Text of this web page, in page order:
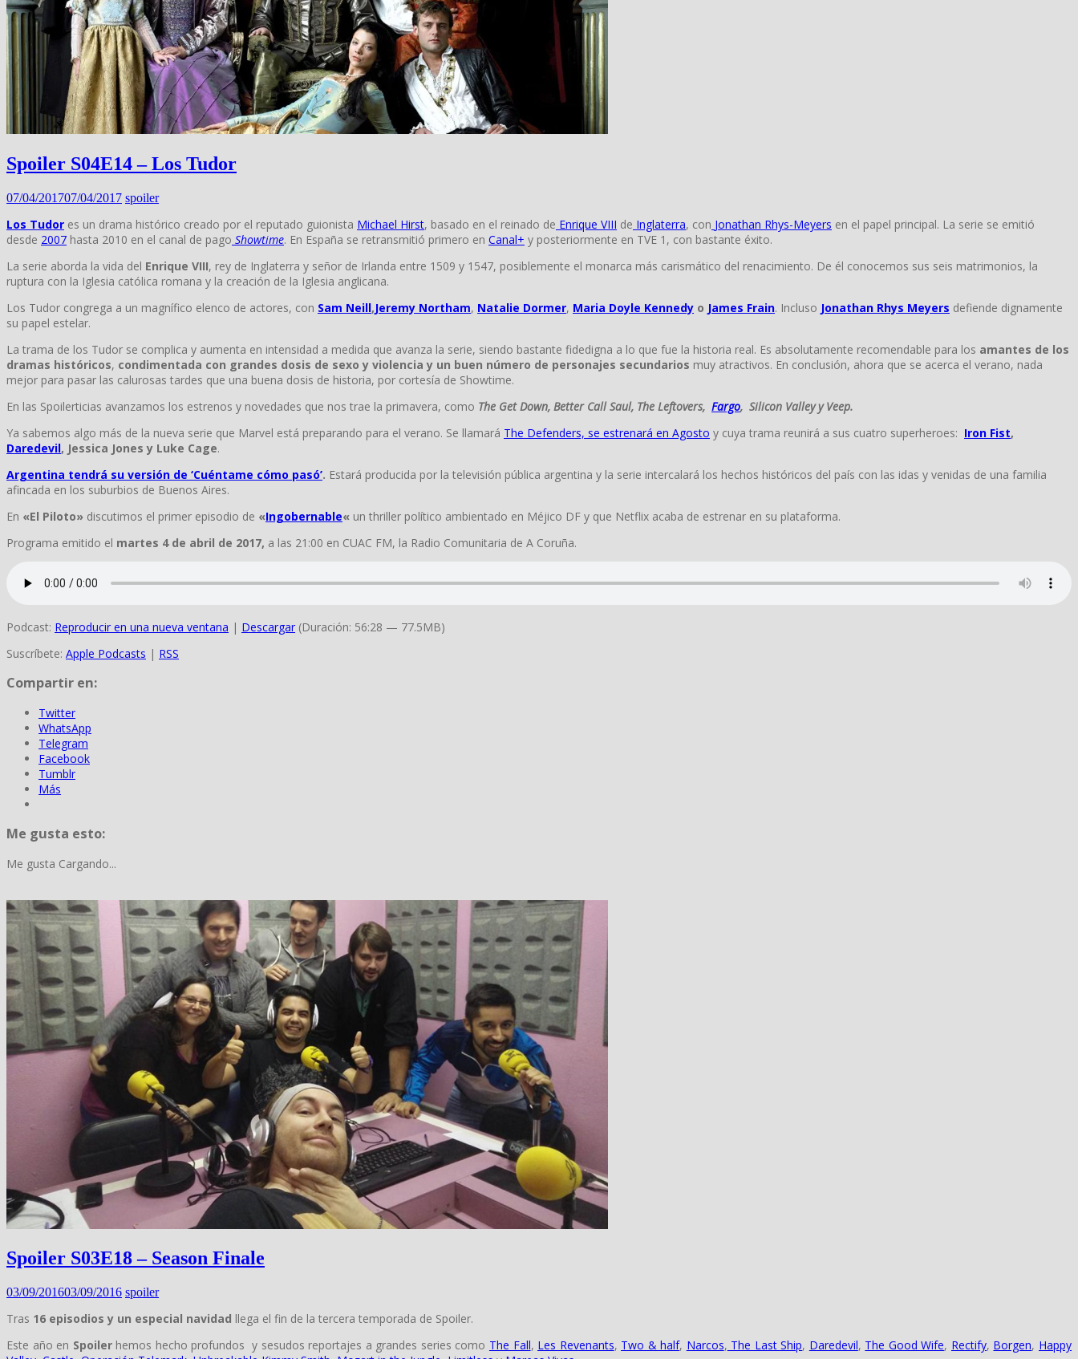
Spoiler S04E14 – Los Tudor
07/04/201707/04/2017 spoiler
Los Tudor es un drama histórico creado por el reputado guionista Michael Hirst, basado en el reinado de Enrique VIII de Inglaterra, con Jonathan Rhys-Meyers en el papel principal. La serie se emitió
desde 2007 hasta 2010 en el canal de pago Showtime. En España se retransmitió primero en Canal+ y posteriormente en TVE 1, con bastante éxito.
La serie aborda la vida del Enrique VIII, rey de Inglaterra y señor de Irlanda entre 1509 y 1547, posiblemente el monarca más carismático del renacimiento. De él conocemos sus seis matrimonios, la
ruptura con la Iglesia católica romana y la creación de la Iglesia anglicana.
Los Tudor congrega a un magnífico elenco de actores, con Sam Neill,Jeremy Northam, Natalie Dormer, Maria Doyle Kennedy o James Frain. Incluso Jonathan Rhys Meyers defiende dignamente
su papel estelar.
La trama de los Tudor se complica y aumenta en intensidad a medida que avanza la serie, siendo bastante fidedigna a lo que fue la historia real. Es absolutamente recomendable para los amantes de los
dramas históricos, condimentada con grandes dosis de sexo y violencia y un buen número de personajes secundarios muy atractivos. En conclusión, ahora que se acerca el verano, nada
mejor para pasar las calurosas tardes que una buena dosis de historia, por cortesía de Showtime.
En las Spoilerticias avanzamos los estrenos y novedades que nos trae la primavera, como The Get Down, Better Call Saul, The Leftovers, Fargo, Silicon Valley y Veep.
Ya sabemos algo más de la nueva serie que Marvel está preparando para el verano. Se llamará The Defenders, se estrenará en Agosto y cuya trama reunirá a sus cuatro superheroes: Iron Fist,
Daredevil, Jessica Jones y Luke Cage.
Argentina tendrá su versión de ‘Cuéntame cómo pasó’. Estará producida por la televisión pública argentina y la serie intercalará los hechos históricos del país con las idas y venidas de una familia
afincada en los suburbios de Buenos Aires.
En «El Piloto» discutimos el primer episodio de «Ingobernable« un thriller político ambientado en Méjico DF y que Netflix acaba de estrenar en su plataforma.
Programa emitido el martes 4 de abril de 2017, a las 21:00 en CUAC FM, la Radio Comunitaria de A Coruña.
Podcast: Reproducir en una nueva ventana | Descargar (Duración: 56:28 — 77.5MB)
Suscríbete: Apple Podcasts | RSS
Compartir en:
Twitter
WhatsApp
Telegram
Facebook
Tumblr
Más
Me gusta esto:
Me gusta Cargando...
Spoiler S03E18 – Season Finale
03/09/201603/09/2016 spoiler
Tras 16 episodios y un especial navidad llega el fin de la tercera temporada de Spoiler.
Este año en Spoilerhemos hecho profundos y sesudos reportajes a grandes series como The Fall, Les Revenants, Two & half, Narcos, The Last Ship, Daredevil, The Good Wife, Rectify, Borgen, Happy